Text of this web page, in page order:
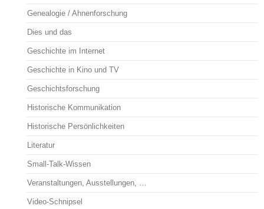
Genealogie / Ahnenforschung
Dies und das
Geschichte im Internet
Geschichte in Kino und TV
Geschichtsforschung
Historische Kommunikation
Historische Persönlichkeiten
Literatur
Small-Talk-Wissen
Veranstaltungen, Ausstellungen, …
Video-Schnipsel